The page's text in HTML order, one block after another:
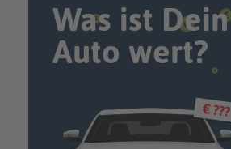
Was ist Dein
Auto wert?
€ ???